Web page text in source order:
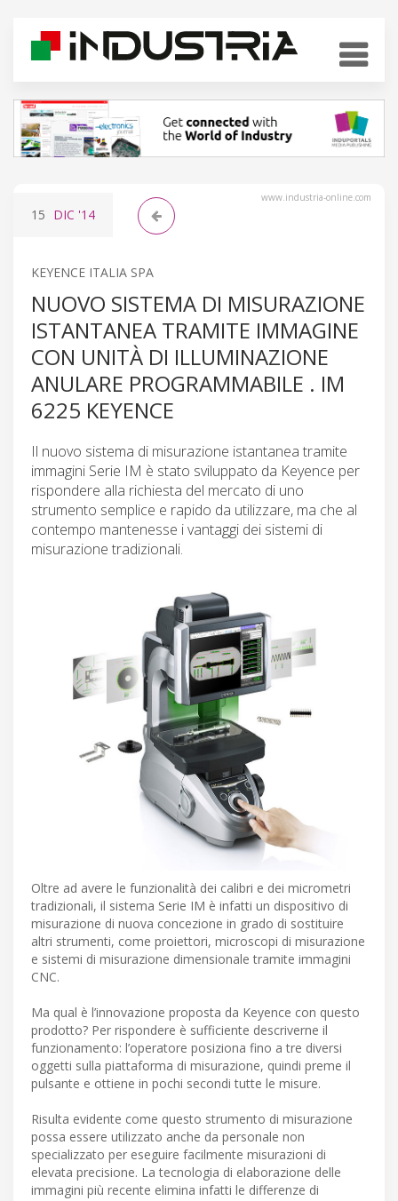
www.industria-online.com
15 DIC '14
KEYENCE ITALIA SPA
NUOVO SISTEMA DI MISURAZIONE
ISTANTANEA TRAMITE IMMAGINE
CON UNITÀ DI ILLUMINAZIONE
ANULARE PROGRAMMABILE . IM
6225 KEYENCE
Il nuovo sistema di misurazione istantanea tramite
immagini Serie IM è stato sviluppato da Keyence per
rispondere alla richiesta del mercato di uno
strumento semplice e rapido da utilizzare, ma che al
contempo mantenesse i vantaggi dei sistemi di
misurazione tradizionali.
Oltre ad avere le funzionalità dei calibri e dei micrometri
tradizionali, il sistema Serie IM è infatti un dispositivo di
misurazione di nuova concezione in grado di sostituire
altri strumenti, come proiettori, microscopi di misurazione
e sistemi di misurazione dimensionale tramite immagini
CNC.
Ma qual è l’innovazione proposta da Keyence con questo
prodotto? Per rispondere è sufficiente descriverne il
funzionamento: l’operatore posiziona fino a tre diversi
oggetti sulla piattaforma di misurazione, quindi preme il
pulsante e ottiene in pochi secondi tutte le misure.
Risulta evidente come questo strumento di misurazione
possa essere utilizzato anche da personale non
specializzato per eseguire facilmente misurazioni di
elevata precisione. La tecnologia di elaborazione delle
immagini più recente elimina infatti le differenze di